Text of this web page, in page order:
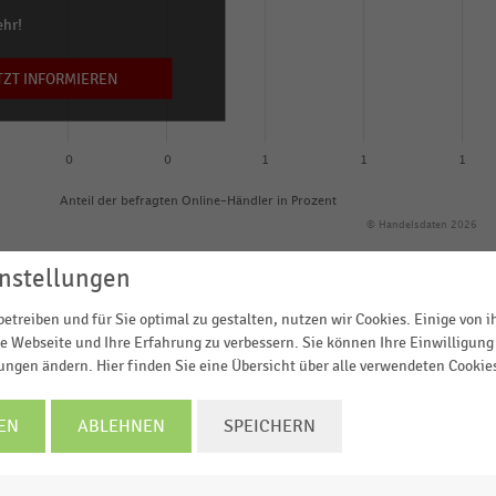
Anteil der befragten Online-Händler in Prozent
0 0 1 1 1
© Handelsdaten 2026
INFORMIEREN
der EHI-Studie „Versand- und Retourenmanagement
auf die Frage nach den
. Angegeben ist jeweils der Anteil der befragten Online-
sindAuslieferung, Versand und Transport
und für Sie optimal zu gestalten, nutzen wir Cookies. Einige von
Webseite und Ihre Erfahrung zu verbessern. Sie können Ihre
ändern. Hier finden Sie eine Übersicht über alle verwendeten
ABLEHNEN SPEICHERN